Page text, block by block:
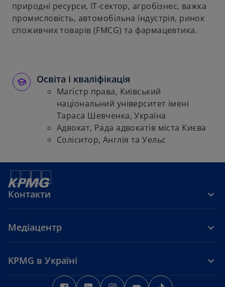
природні ресурси, IT-сектор, агробізнес, важка
промисловість, автомобільна індустрія, ринок
споживчих товарів (FMCG) та фармацевтика.
Освіта і кваліфікація
Магістр права, Київський
національний університет імені
Тараса Шевченка, Україна
Адвокат, Рада адвокатів міста Києва
Соліситор, Англія та Уельс
Контакти
Медіацентр
KPMG в Україні
o o o o